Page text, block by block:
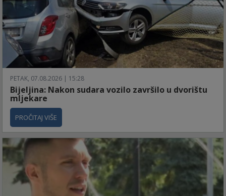
PETAK, 07.08.2026 | 15:28
Bijeljina: Nakon sudara vozilo završilo u dvorištu
mljekare
PROČITAJ VIŠE